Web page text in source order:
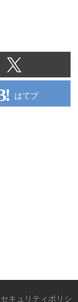
はてブ
セキュリティポリシ